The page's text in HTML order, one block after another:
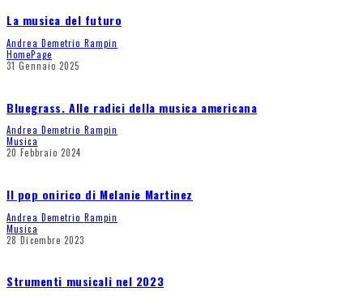
La musica del futuro
Andrea Demetrio Rampin
HomePage
31 Gennaio 2025
Bluegrass. Alle radici della musica americana
Andrea Demetrio Rampin
Musica
20 Febbraio 2024
Il pop onirico di Melanie Martinez
Andrea Demetrio Rampin
Musica
28 Dicembre 2023
Strumenti musicali nel 2023